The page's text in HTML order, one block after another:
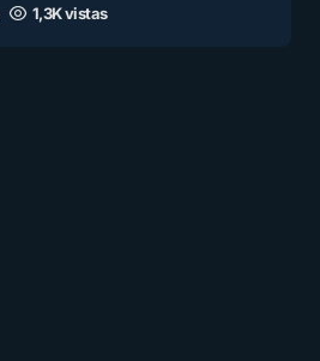
1,3K vistas